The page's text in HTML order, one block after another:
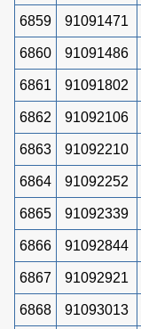
6859 91091471
6860 91091486
6861 91091802
6862 91092106
6863 91092210
6864 91092252
6865 91092339
6866 91092844
6867 91092921
6868 91093013